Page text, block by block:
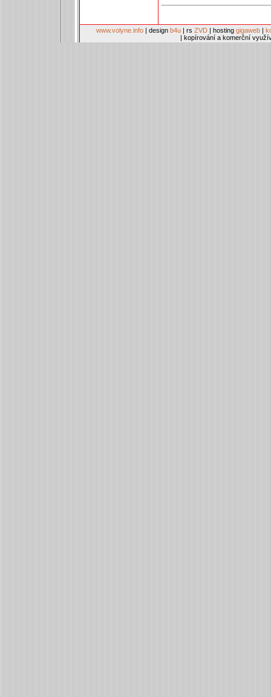
www.volyne.info | design b4u | rs ZVD | hosting gigaweb |
| kopírování a komerční